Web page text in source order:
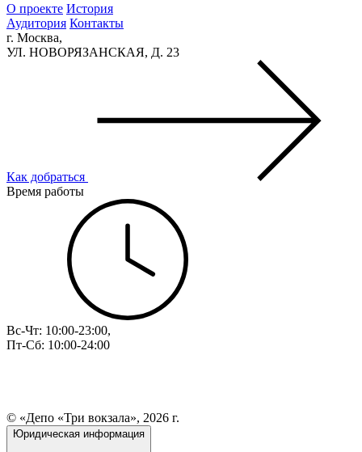
О проекте История
Аудитория Контакты
г. Москва,
УЛ. НОВОРЯЗАНСКАЯ, Д. 23
Как добраться
Время работы
Вс-Чт: 10:00-23:00,
Пт-Сб: 10:00-24:00
© «Депо «Три вокзала», 2026 г.
Юридическая информация